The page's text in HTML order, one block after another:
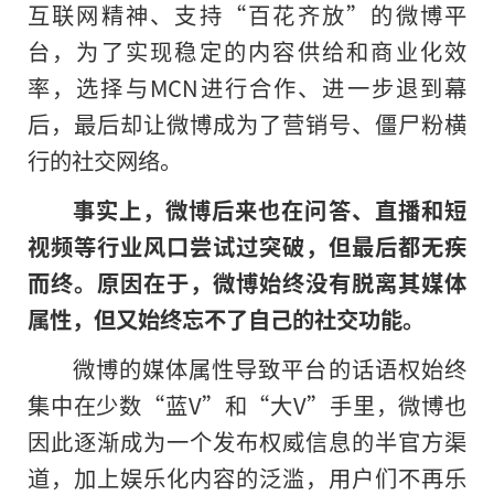
互联网精神、支持“百花齐放”的微博平
台，为了实现稳定的内容供给和商业化效
率，选择与MCN进行合作、进一步退到幕
后，最后却让微博成为了营销号、僵尸粉横
行的社交网络。
事实上，微博后来也在问答、直播和短
视频等行业风口尝试过突破，但最后都无疾
而终。原因在于，微博始终没有脱离其媒体
属性，但又始终忘不了自己的社交功能。
微博的媒体属性导致平台的话语权始终
集中在少数“蓝V”和“大V”手里，微博也
因此逐渐成为一个发布权威信息的半官方渠
道，加上娱乐化内容的泛滥，用户们不再乐